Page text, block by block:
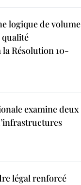
logique de volume
qualité
Résolution 10-
examine deux
légal renforcé